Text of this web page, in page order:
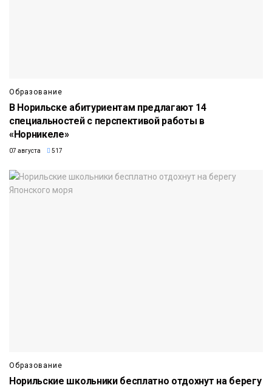
Образование
В Норильске абитуриентам предлагают 14
специальностей с перспективой работы в
«Норникеле»
07 августа 517
Образование
Норильские школьники бесплатно отдохнут на берегу